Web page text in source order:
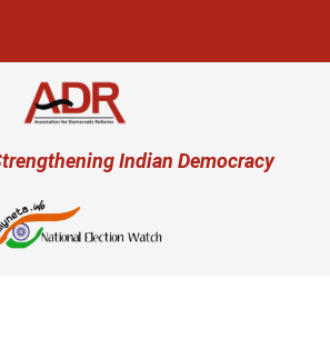
menuIndian Democracy